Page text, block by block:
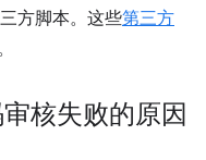
方脚本。这些第三方
核失败的原因